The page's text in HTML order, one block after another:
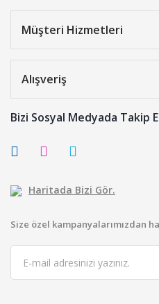
Müşteri Hizmetleri
Alışveriş
Bizi Sosyal Medyada Takip
Haritada Bizi Gör.
Size özel kampanyalarımızdan